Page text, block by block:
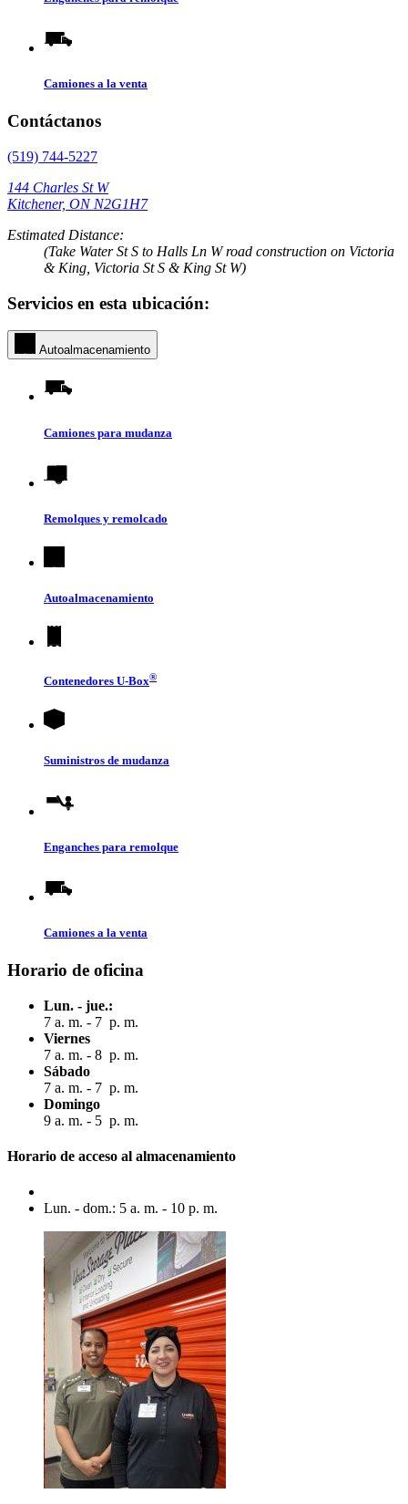
Camiones a la venta
Contáctanos
(519) 744-5227
144 Charles St W
Kitchener, ON N2G1H7
Estimated Distance:
(Take Water St S to Halls Ln W road construction on Victoria
& King, Victoria St S & King St W)
Servicios en esta ubicación:
Autoalmacenamiento
Camiones para mudanza
Remolques y remolcado
Autoalmacenamiento
Contenedores U-Box®
Suministros de mudanza
Enganches para remolque
Camiones a la venta
Horario de oficina
Lun. - jue.:
7 a. m. - 7 p. m.
Viernes
7 a. m. - 8 p. m.
Sábado
7 a. m. - 7 p. m.
Domingo
9 a. m. - 5 p. m.
Horario de acceso al almacenamiento
Lun. - dom.: 5 a. m. - 10 p. m.